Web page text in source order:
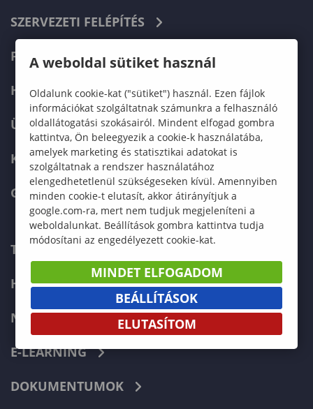
SZERVEZETI FELÉPÍTÉS
FELVÉTELIZŐKNEK
HALLGATÓKNAK
ÜZLETI PARTNEREKNEK
KARRIER
GREEN UNIVERSITY
TELEFONKÖNYV
HIBABEJELENTÉS
NEPTUN
E-LEARNING
DOKUMENTUMOK
A weboldal sütiket használ
Oldalunk cookie-kat ("sütiket") használ. Ezen fájlok
információkat szolgáltatnak számunkra a felhasználó
oldallátogatási szokásairól. Mindent elfogad gombra
kattintva, Ön beleegyezik a cookie-k használatába,
amelyek marketing és statisztikai adatokat is
szolgáltatnak a rendszer használatához
elengedhetetlenül szükségeseken kívül. Amennyiben
minden cookie-t elutasít, akkor átirányítjuk a
google.com-ra, mert nem tudjuk megjeleníteni a
weboldalunkat. Beállítások gombra kattintva tudja
módosítani az engedélyezett cookie-kat.
MINDET ELFOGADOM
BEÁLLÍTÁSOK
ELUTASÍTOM